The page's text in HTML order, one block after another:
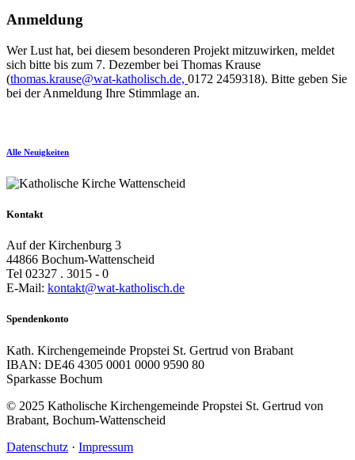
Anmeldung
Wer Lust hat, bei diesem besonderen Projekt mitzuwirken, meldet
sich bitte bis zum 7. Dezember bei Thomas Krause
(thomas.krause@wat-katholisch.de, 0172 2459318). Bitte geben Sie
bei der Anmeldung Ihre Stimmlage an.
Alle Neuigkeiten
Kontakt
Auf der Kirchenburg 3
44866 Bochum-Wattenscheid
Tel 02327 . 3015 - 0
E-Mail: kontakt@wat-katholisch.de
Spendenkonto
Kath. Kirchengemeinde Propstei St. Gertrud von Brabant
IBAN: DE46 4305 0001 0000 9590 80
Sparkasse Bochum
© 2025 Katholische Kirchengemeinde Propstei St. Gertrud von
Brabant, Bochum-Wattenscheid
Datenschutz · Impressum